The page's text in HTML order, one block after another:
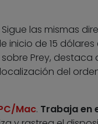
Sigue las mismas
inicio de 15 dólares
Prey,
del
Mac. Trabaja en